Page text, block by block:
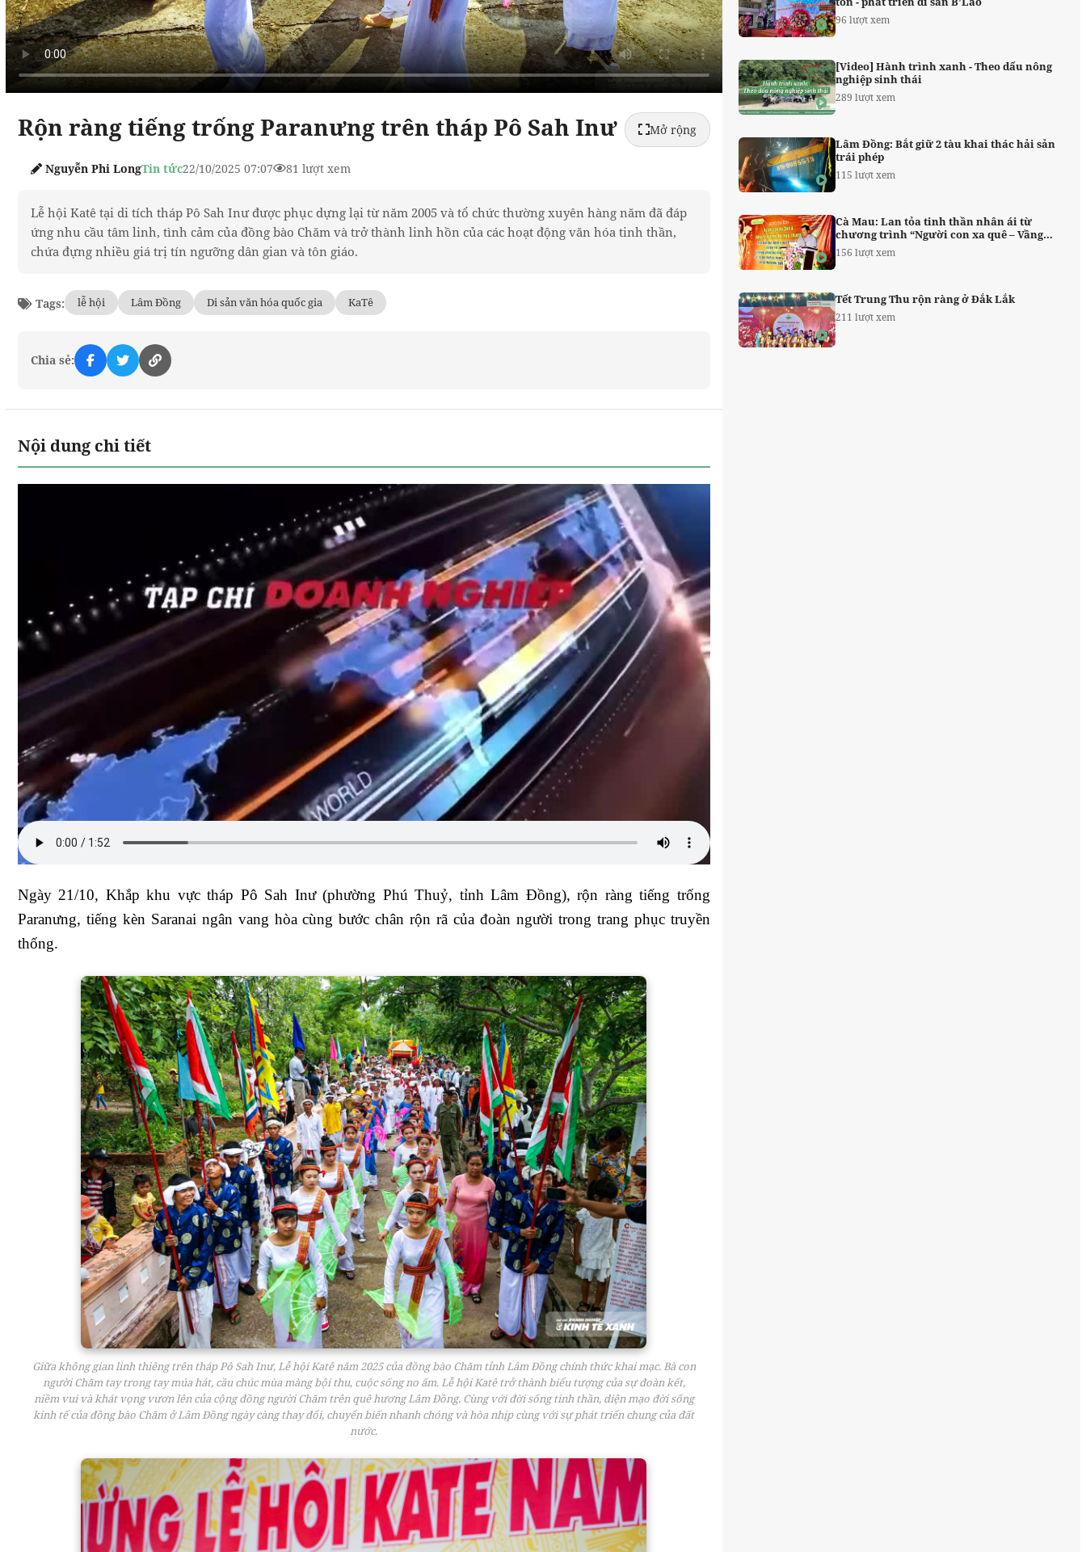
Rộn ràng tiếng trống Paranưng trên tháp Pô Sah Inư Mở rộng
Nguyễn Phi LongTin tức22/10/2025 07:07 81 lượt xem
Lễ hội Katê tại di tích tháp Pô Sah Inư được phục dựng lại từ năm 2005 và tổ chức thường xuyên hàng năm đã đáp
ứng nhu cầu tâm linh, tình cảm của đồng bào Chăm và trở thành linh hồn của các hoạt động văn hóa tinh thần,
chứa đựng nhiều giá trị tín ngưỡng dân gian và tôn giáo.
Tags: lễ hội Lâm Đồng Di sản văn hóa quốc gia KaTê
Chia sẻ:
Nội dung chi tiết
Ngày 21/10, Khắp khu vực tháp Pô Sah Inư (phường Phú Thuỷ, tỉnh Lâm Đồng), rộn ràng tiếng trống
Paranưng, tiếng kèn Saranai ngân vang hòa cùng bước chân rộn rã của đoàn người trong trang phục truyền
thống.
Giữa không gian linh thiêng trên tháp Pô Sah Inư, Lễ hội Katê năm 2025 của đồng bào Chăm tỉnh Lâm Đồng chính thức khai mạc. Bà con
người Chăm tay trong tay múa hát, cầu chúc mùa màng bội thu, cuộc sống no ấm. Lễ hội Katê trở thành biểu tượng của sự đoàn kết,
niềm vui và khát vọng vươn lên của cộng đồng người Chăm trên quê hương Lâm Đồng. Cùng với đời sống tinh thần, diện mạo đời sống
kinh tế của đồng bào Chăm ở Lâm Đồng ngày càng thay đổi, chuyển biến nhanh chóng và hòa nhịp cùng với sự phát triển chung của đất
nước.
96 lượt xem
[Video] Hành trình xanh - Theo dấu nông
nghiệp sinh thái
289 lượt xem
Lâm Đồng: Bắt giữ 2 tàu khai thác hải sản
trái phép
115 lượt xem
Cà Mau: Lan tỏa tinh thần nhân ái từ
chương trình “Người con xa quê – Vầng
trăng kết nối yêu thương”
156 lượt xem
Tết Trung Thu rộn ràng ở Đắk Lắk
211 lượt xem